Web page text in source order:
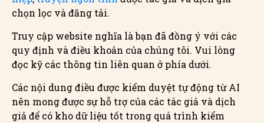
chọn lọc và đăng tải.
Truy cập website nghĩa là bạn đã đồng ý với các
quy định và điều khoản của chúng tôi. Vui lòng
đọc kỹ các thông tin liên quan ở phía dưới.
Các nội dung điều được kiểm duyệt tự động từ AI
nên mong được sự hỗ trợ của các tác giả và dịch
giả để có kho dữ liệu tốt trong quá trình kiểm